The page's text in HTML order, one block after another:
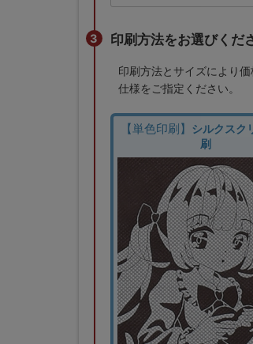
印刷方法をお選びくだ
印刷方法とサイズにより
仕様をご指定ください。
【単色印刷】
シルクスク
刷